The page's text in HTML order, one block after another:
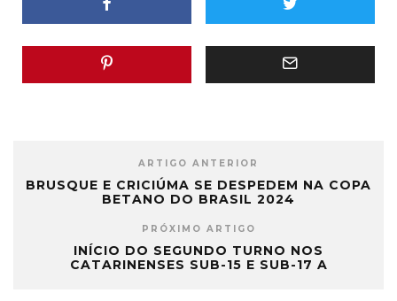
ARTIGO ANTERIOR
BRUSQUE E CRICIÚMA SE DESPEDEM NA COPA
BETANO DO BRASIL 2024
PRÓXIMO ARTIGO
INÍCIO DO SEGUNDO TURNO NOS
CATARINENSES SUB-15 E SUB-17 A